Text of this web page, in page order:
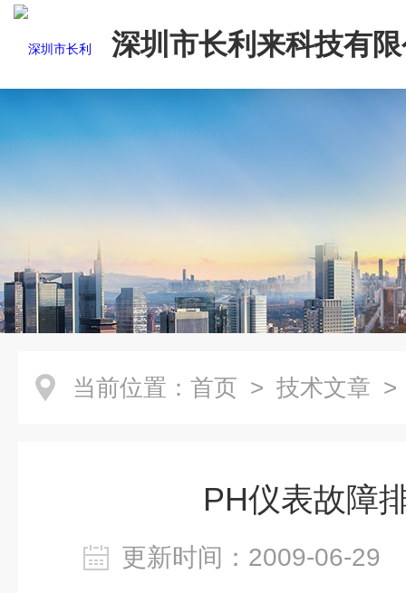
深圳市长利来科技有
当前位置： 首页 > 技术文章 >
PH仪表故障
更新时间：2009-06-